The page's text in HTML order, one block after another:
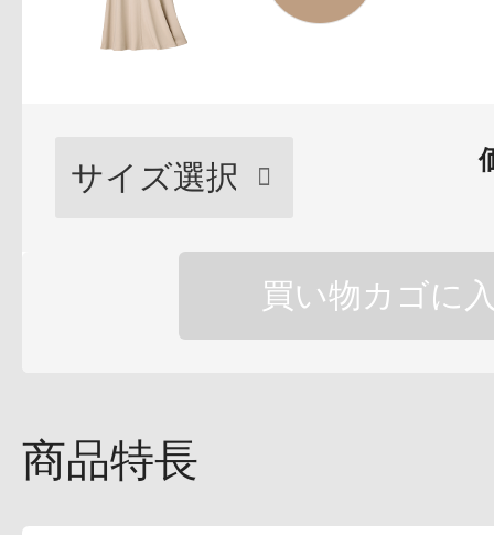
健康食品／サプ
買い物カゴに
商品特長